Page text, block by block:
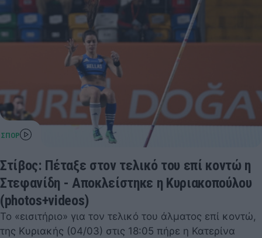
Στίβος: Πέταξε στον τελικό του επί κοντώ η
Στεφανίδη - Αποκλείστηκε η Κυριακοπούλου
(photos+videos)
Το «εισιτήριο» για τον τελικό του άλματος επί κοντώ,
της Κυριακής (04/03) στις 18:05 πήρε η Κατερίνα